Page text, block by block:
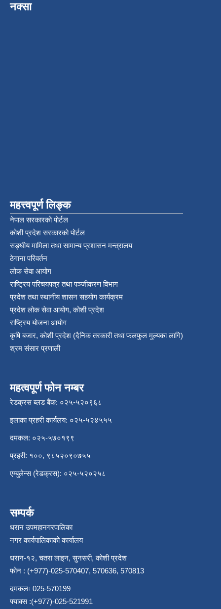
नक्सा
महत्त्वपूर्ण लिङ्क
नेपाल सरकारको पोर्टल
कोशी प्रदेश सरकारको पोर्टल
सङ्‍घीय मामिला तथा सामान्य प्रशासन मन्त्रालय
ठेगाना परिवर्तन
लोक सेवा आयोग
राष्ट्रिय परिचयपत्र तथा पञ्‍जीकरण विभाग
प्रदेश तथा स्थानीय शासन सहयोग कार्यक्रम
प्रदेश लोक सेवा आयोग, कोशी प्रदेश
राष्ट्रिय योजना आयोग
कृषि बजार, कोशी प्रदेश (दैनिक तरकारी तथा फलफुल मुल्यका लागि)
श्रम संसार प्रणाली
महत्वपूर्ण फोन नम्बर
रेडक्रस ब्लड बैंक: ०२५-५२०९६८
इलाका प्रहरी कार्यलय: ०२५-५२४५५५
दमकल: ०२५-५७०१९९
प्रहरी: १००, ९८५२०९०७५५
एम्बुलेन्स (रेडक्रस): ०२५-५२०२५८
सम्पर्क
धरान उपमहानगरपालिका
नगर कार्यपालिकाको कार्यालय
धरान-१२, चतरा लाइन, सुनसरी, कोशी प्रदेश
फोन : (+977)-025-570407, 570636, 570813
दमकलः 025-570199
फ्याक्स :(+977)-025-521991